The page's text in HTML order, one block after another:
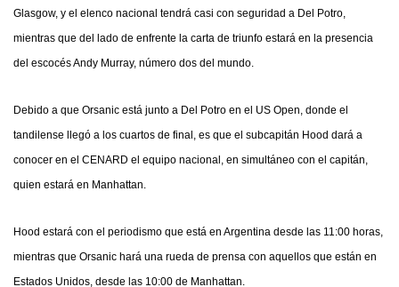
Glasgow, y el elenco nacional tendrá casi con seguridad a Del Potro,
mientras que del lado de enfrente la carta de triunfo estará en la presencia
del escocés Andy Murray, número dos del mundo.
Debido a que Orsanic está junto a Del Potro en el US Open, donde el
tandilense llegó a los cuartos de final, es que el subcapitán Hood dará a
conocer en el CENARD el equipo nacional, en simultáneo con el capitán,
quien estará en Manhattan.
Hood estará con el periodismo que está en Argentina desde las 11:00 horas,
mientras que Orsanic hará una rueda de prensa con aquellos que están en
Estados Unidos, desde las 10:00 de Manhattan.